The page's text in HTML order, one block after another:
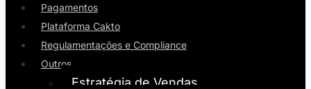
Pagamentos
Plataforma Cakto
Regulamentações e Compliance
Outros
Estratégia de Vendas